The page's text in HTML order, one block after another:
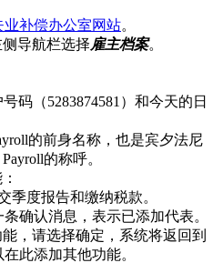
补偿办公室网站。
导航栏选择雇主档案。
码（5283874581）和今天的日
的前身名称，也是宾夕法尼
的称呼。
季度报告和缴纳税款。
确认消息，表示已添加代表。
，请选择确定，系统将返回到
此添加其他功能。